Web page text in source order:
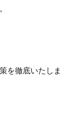
を徹底いたしま